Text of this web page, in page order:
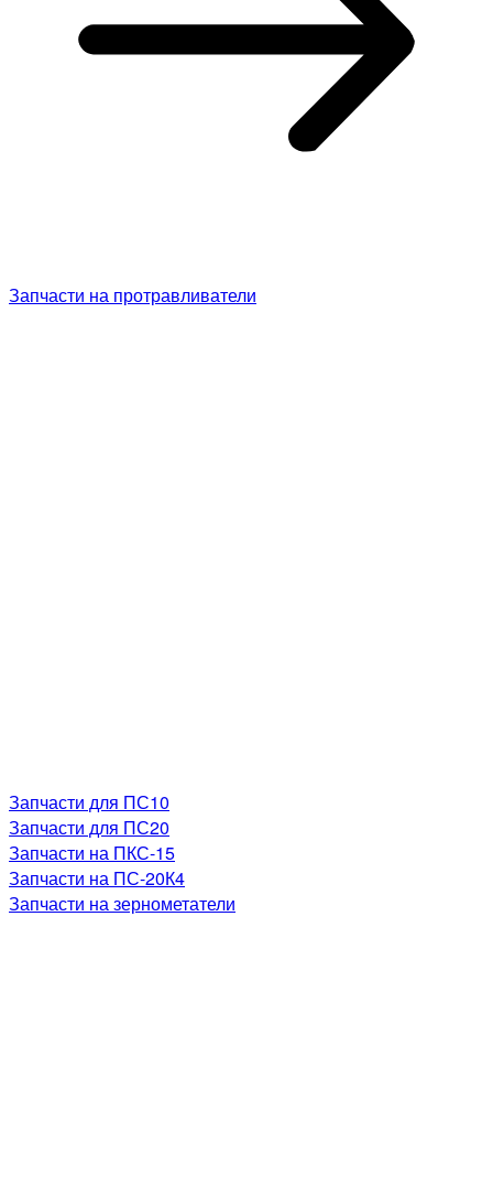
Запчасти на протравливатели
Запчасти для ПС10
Запчасти для ПС20
Запчасти на ПКС-15
Запчасти на ПС-20К4
Запчасти на зернометатели